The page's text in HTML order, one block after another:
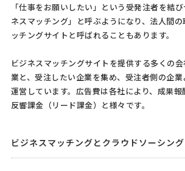
「仕事をお願いしたい」という受発注者を結
ネスマッチング」と呼ぶようになり、法人間
ッチングサイトと呼ばれることもあります。
ビジネスマッチングサイトを提供する多くの
業と、受注したい企業を集め、受注者側の企
運営しています。広告費は各社により、成果報
反響課金（リード課金）と様々です。
ビジネスマッチングとクラウドソーシン